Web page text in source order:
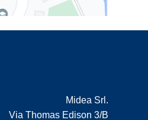
Midea Srl.
Via Thomas Edison 3/B